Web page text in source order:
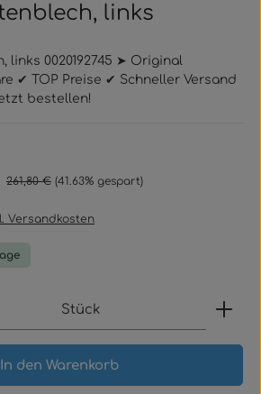
links
links 0020192745 ➤ Original
✔ TOP Preise ✔ Schneller Versand
bestellen!
Regulärer Preis:
261,80 € (41.63% gespart)
Versandkosten
Gib den gewünschten Wert
Stück
In den Warenkorb